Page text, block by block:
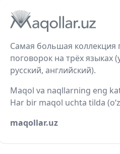
Самая большая коллекция
поговорок на трёх языках
русский, английский).
Maqol va naqllarning eng
Har bir maqol uchta tilda
maqollar.uz